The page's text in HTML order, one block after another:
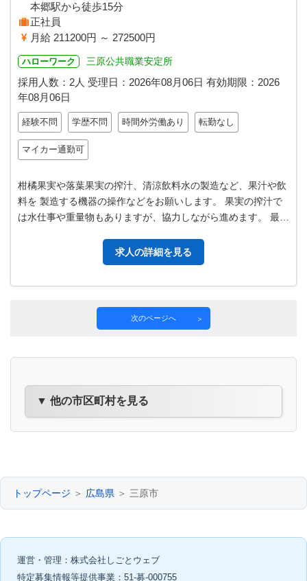
本郷駅から徒歩15分
正社員
月給 211200円 ～ 272500円
ハローワーク 三原公共職業安定所
採用人数：2人 受理日： 2026年08月06日 有効期限： 2026
年08月06日
経験不問 学歴不問 時間外労働あり 転勤なし
マイカー通勤可
柑橘果実や落葉果実の搾汁、清涼飲料水の製造など、果汁や飲
料を 製造する機器の操作などをお願いします。 果実の搾汁で
は水仕事や重量物もありますが、協力しながら進めます。 最初
求人の詳細を見る
次のページへ
▼ 他の市区町村を見る
トップページ ＞ 広島県 ＞ 三原市
運営・管理：株式会社しごとウェブ
特定募集情報等提供事業：51-募-000755